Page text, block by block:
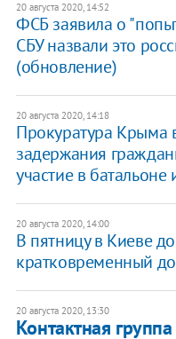
20 августа 2020, 14:52
ФСБ заявила о
СБУ назвали это
(обновление)
20 августа 2020, 14:18
Прокуратура Крыма
задержания
участие в
20 августа 2020, 14:00
В пятницу в Киеве
кратковременный
20 августа 2020, 13:30
​Контактная